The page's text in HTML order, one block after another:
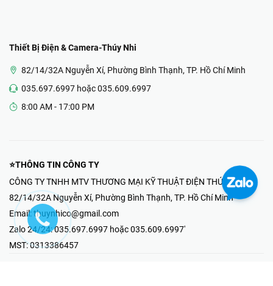
Thiết Bị Điện & Camera-Thúy Nhi
82/14/32A Nguyễn Xí, Phường Bình Thạnh, TP. Hồ Chí Minh
035.697.6997 hoặc 035.609.6997
8:00 AM - 17:00 PM
⭐THÔNG TIN CÔNG TY
CÔNG TY TNHH MTV THƯƠNG MẠI KỸ THUẬT ĐIỆN THÚY NHI
82/14/32A Nguyễn Xí, Phường Bình Thạnh, TP. Hồ Chí Minh
Email: thuynhico@gmail.com
Zalo 24/24:035.697.6997 hoặc 035.609.6997'
MST:0313386457